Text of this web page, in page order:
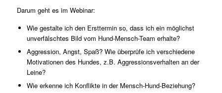
Darum geht es im Webinar:
Wie gestalte ich den Ersttermin so, dass ich ein möglichst
unverfälschtes Bild vom Hund-Mensch-Team erhalte?
Aggression, Angst, Spaß? Wie überprüfe ich verschiedene
Motivationen des Hundes, z.B. Aggressionsverhalten an der
Leine?
Wie erkenne ich Konflikte in der Mensch-Hund-Beziehung?